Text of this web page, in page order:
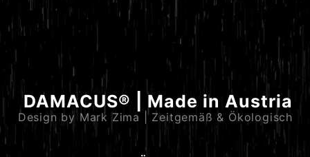
DAMACUS® | Made in Austria
Design by Mark Zima | Zeitgemäß & Ökologisch